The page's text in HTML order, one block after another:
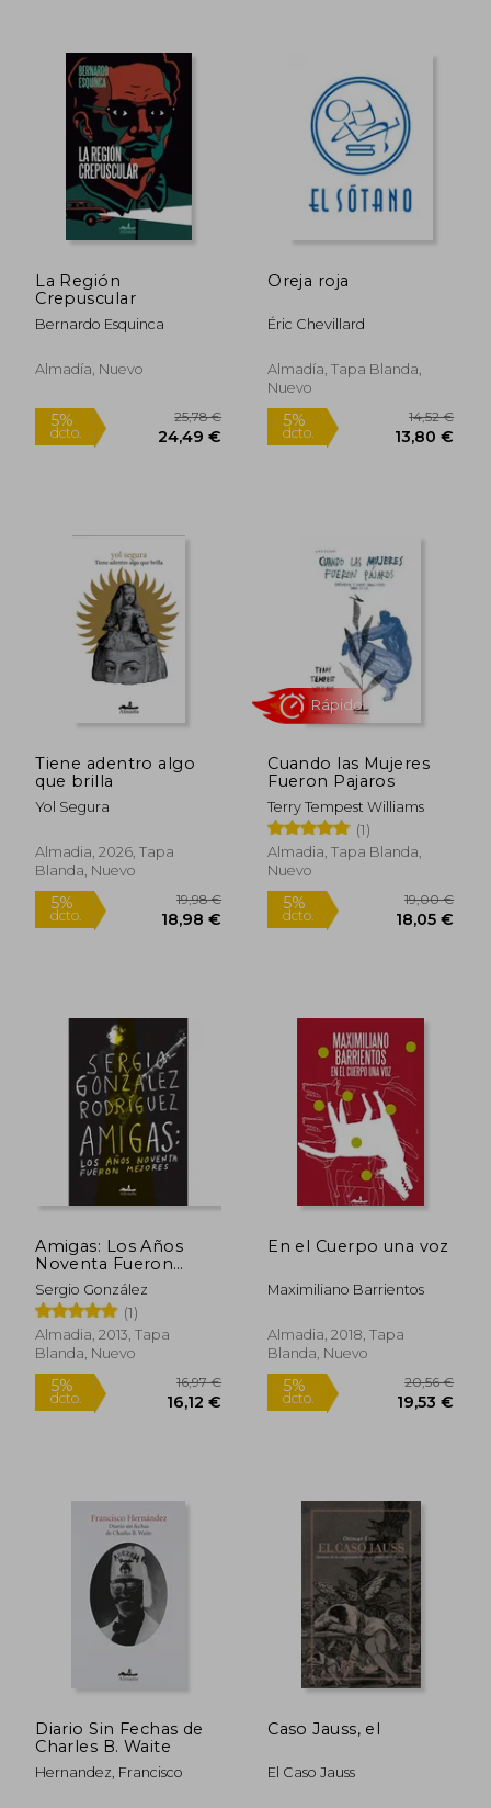
5%
dcto. dcto.
5%
dcto. 22,29 €
La Región
Crepuscular
Bernardo Esquinca
Almadía, Nuevo
5%
dcto. 24,49 €
Oreja roja
Éric Chevillard
Almadía, Tapa Blanda,
Nuevo
5%
dcto.
Tiene adentro algo
que brilla
Yol Segura
Almadia, 2026, Tapa
Blanda, Nuevo
dcto. 18,98 €
Cuando las Mujeres
Fueron Pajaros
Terry Tempest Williams
(1)
Almadia, Tapa Blanda,
Nuevo
5%
dcto.
Amigas: Los Años
Noventa Fueron
Mejores
Sergio González
(1)
Almadia, 2013, Tapa
Blanda, Nuevo
En el Cuerpo una voz
Maximiliano Barrientos
Almadia, 2018, Tapa
Blanda, Nuevo
Diario Sin Fechas de
Charles B. Waite
Hernandez, Francisco
Caso Jauss, el
El Caso Jauss